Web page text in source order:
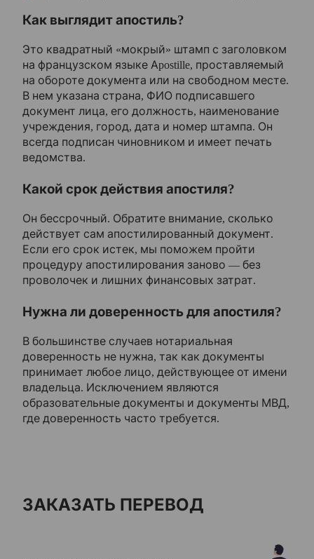
Как выглядит апостиль?
Это квадратный «мокрый» штамп с заголовком
на французском языке Apostille, проставляемый
на обороте документа или на свободном месте.
В нем указана страна, ФИО подписавшего
документ лица, его должность, наименование
учреждения, город, дата и номер штампа. Он
всегда подписан чиновником и имеет печать
ведомства.
Какой срок действия апостиля?
Он бессрочный. Обратите внимание, сколько
действует сам апостилированный документ.
Если его срок истек, мы поможем пройти
процедуру апостилирования заново — без
проволочек и лишних финансовых затрат.
Нужна ли доверенность для апостиля?
В большинстве случаев нотариальная
доверенность не нужна, так как документы
принимает любое лицо, действующее от имени
владельца. Исключением являются
образовательные документы и документы МВД,
где доверенность часто требуется.
ЗАКАЗАТЬ ПЕРЕВОД